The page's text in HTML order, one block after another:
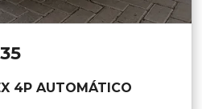
4P AUTOMÁTICO